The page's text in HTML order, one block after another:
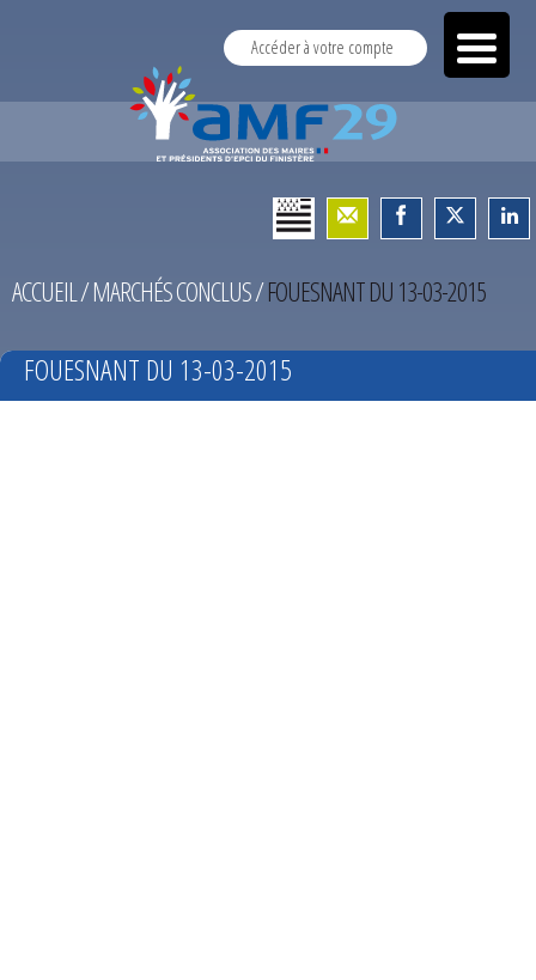
Accéder à votre compte
ACCUEIL/MARCHÉS CONCLUS/FOUESNANT DU 13-03-2015
FOUESNANT DU 13-03-2015